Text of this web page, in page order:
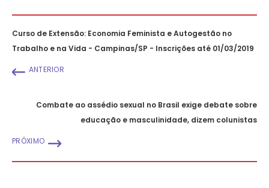
Curso de Extensão: Economia Feminista e Autogestão no
Trabalho e na Vida - Campinas/SP - Inscrições até 01/03/2019
ANTERIOR
Combate ao assédio sexual no Brasil exige debate sobre
educação e masculinidade, dizem colunistas
PRÓXIMO